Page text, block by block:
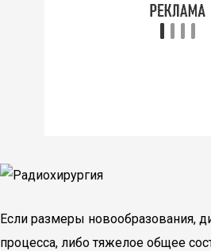
Если размеры новообразования,
процесса, либо тяжелое общее